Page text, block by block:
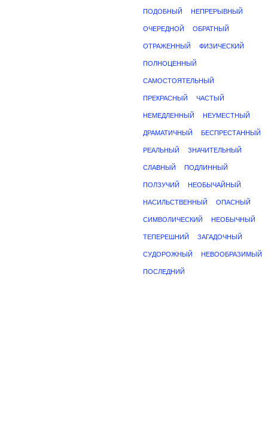
ПОДОБНЫЙ НЕПРЕРЫВНЫЙ
ОЧЕРЕДНОЙ ОБРАТНЫЙ
ОТРАЖЕННЫЙ ФИЗИЧЕСКИЙ
ПОЛНОЦЕННЫЙ
САМОСТОЯТЕЛЬНЫЙ
ПРЕКРАСНЫЙ ЧАСТЫЙ
НЕМЕДЛЕННЫЙ НЕУМЕСТНЫЙ
ДРАМАТИЧНЫЙ БЕСПРЕСТАННЫЙ
РЕАЛЬНЫЙ ЗНАЧИТЕЛЬНЫЙ
СЛАВНЫЙ ПОДЛИННЫЙ
ПОЛЗУЧИЙ НЕОБЫЧАЙНЫЙ
НАСИЛЬСТВЕННЫЙ ОПАСНЫЙ
СИМВОЛИЧЕСКИЙ НЕОБЫЧНЫЙ
ТЕПЕРЕШНИЙ ЗАГАДОЧНЫЙ
СУДОРОЖНЫЙ НЕВООБРАЗИМЫЙ
ПОСЛЕДНИЙ